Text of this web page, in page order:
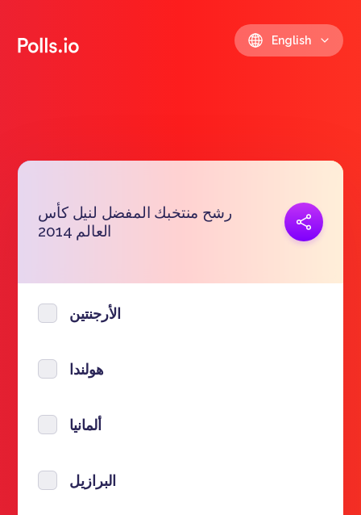
English
رشح منتخبك المفضل لنيل كأس
العالم 2014
Copy link
الأرجنتين
هولندا
ألمانيا
البرازيل